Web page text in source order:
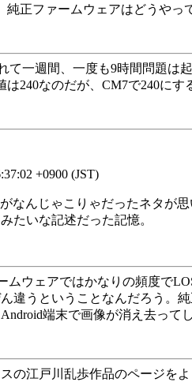
純正ファームウェアはどうやっ
て一週間、一度も9時間問題は
は240なのだが、CM7で240に
+0900 (JST)
なんじゃこりゃだったネタが思
たいな記述だった記憶。
ムウェアではかなりの頻度で
違うということなんだろう。
端末で画像が消え去って
の江戸川乱歩作品のページを